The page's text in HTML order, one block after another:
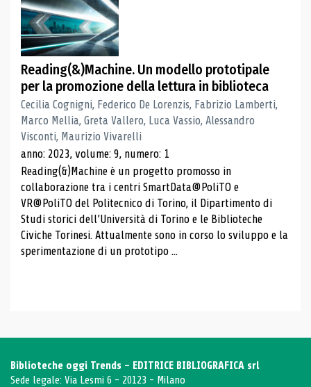
Reading(&)Machine. Un modello prototipale
per la promozione della lettura in biblioteca
Cecilia Cognigni, Federico De Lorenzis, Fabrizio Lamberti,
Marco Mellia, Greta Vallero, Luca Vassio, Alessandro
Visconti, Maurizio Vivarelli
anno: 2023, volume: 9, numero: 1
Reading(&)Machine è un progetto promosso in
collaborazione tra i centri SmartData@PoliTO e
VR@PoliTO del Politecnico di Torino, il Dipartimento di
Studi storici dell’Università di Torino e le Biblioteche
Civiche Torinesi. Attualmente sono in corso lo sviluppo e la
sperimentazione di un prototipo ...
Biblioteche oggi Trends - EDITRICE BIBLIOGRAFICA srl
Sede legale: Via Lesmi 6 - 20123 - Milano